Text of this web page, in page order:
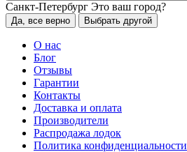
Санкт-Петербург Это ваш город?
Да, все верно Выбрать другой
О нас
Блог
Отзывы
Гарантии
Контакты
Доставка и оплата
Производители
Распродажа лодок
Политика конфиденциальности